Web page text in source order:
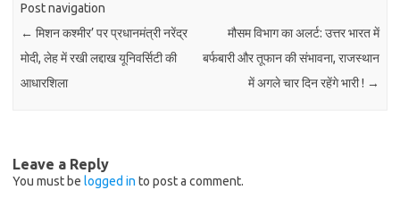
Post navigation
← मिशन कश्मीर’ पर प्रधानमंत्री नरेंद्र
मोदी, लेह में रखी लद्दाख यूनिवर्सिटी की
आधारशिला
मौसम विभाग का अलर्ट: उत्तर भारत में
बर्फबारी और तूफान की संभावना, राजस्थान
में अगले चार दिन रहेंगे भारी ! →
Leave a Reply
You must be logged in to post a comment.